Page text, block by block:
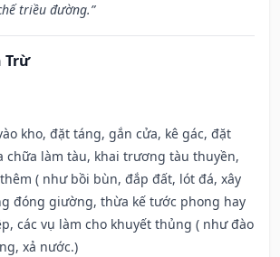
triều đường.”
Trừ
kho, đặt táng, gắn cửa, kê gác, đặt
chữa làm tàu, khai trương tàu thuyền,
( như bồi bùn, đắp đất, lót đá, xây
đóng giường, thừa kế tước phong hay
các vụ làm cho khuyết thủng ( như đào
xả nước.)